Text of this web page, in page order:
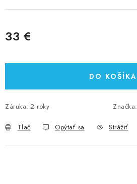
33 €
DO KOŠÍKA
Záruka: 2 roky Značka:
Tlač Opýtať sa Strážiť